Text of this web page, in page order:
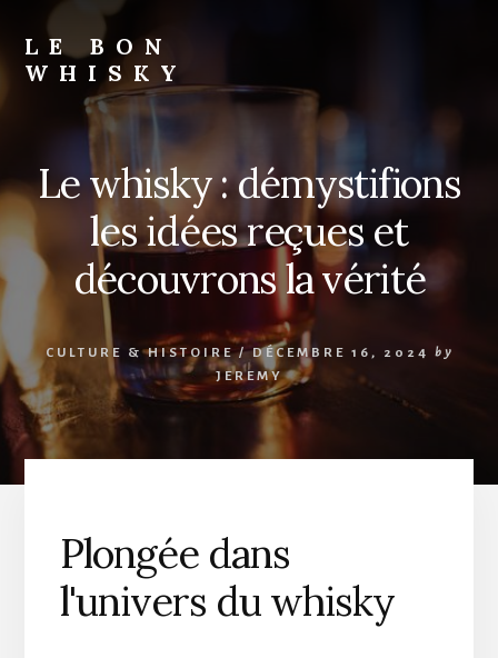
content
LE BON
WHISKY
Le whisky : démystifions
les idées reçues et
découvrons la vérité
CULTURE & HISTOIRE/ DÉCEMBRE 16, 2024
by
JEREMY
Plongée dans
l'univers du whisky